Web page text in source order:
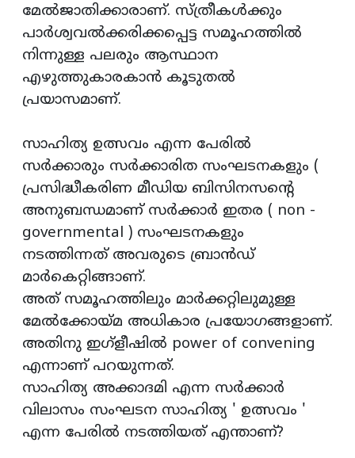
മേൽജാതിക്കാരാണ്. സ്ത്രീകൾക്കും
പാർശ്വവൽക്കരിക്കപ്പെട്ട സമൂഹത്തിൽ
നിന്നുള്ള പലരും ആസ്ഥാന
എഴുത്തുകാരകാൻ കൂടുതൽ
പ്രയാസമാണ്‌.
സാഹിത്യ ഉത്സവം എന്ന പേരിൽ
സർക്കാരും സർക്കാരിത സംഘടനകളും (
പ്രസിദ്ധീകരിണ മീഡിയ ബിസിനസന്റെ
അനുബന്ധമാണ്‌ സർക്കാർ ഇതര ( non -
governmental ) സംഘടനകളും
നടത്തിന്നത് അവരുടെ ബ്രാൻഡ്
മാർകെറ്റിങ്ങാണ്.
അത് സമൂഹത്തിലും മാർക്കറ്റിലുമുള്ള
മേൽക്കോയ്മ അധികാര പ്രയോഗങ്ങളാണ്.
അതിനു ഇഗ്ളീഷിൽ power of convening
എന്നാണ് പറയുന്നത്.
സാഹിത്യ അക്കാദമി എന്ന സർക്കാർ
വിലാസം സംഘടന സാഹിത്യ ' ഉത്സവം '
എന്ന പേരിൽ നടത്തിയത് എന്താണ്?